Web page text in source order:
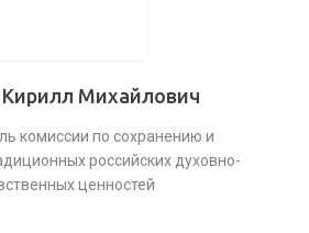
Михайлович
комиссии по сохранению и
российских духовно-
ценностей